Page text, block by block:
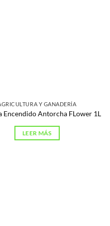
Y GANADERÍA
Encendido Antorcha FLower 1L
LEER MÁS